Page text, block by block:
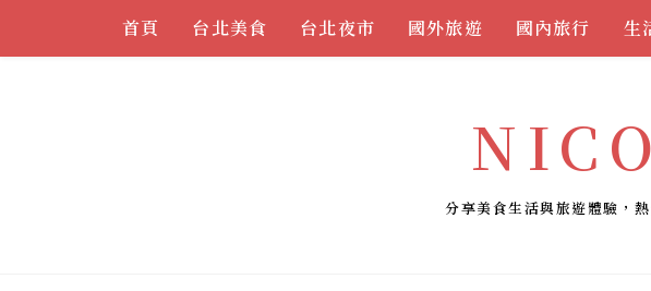
首頁 台北美食 台北夜市 國外旅遊 國內旅行 生
分享美食生活與旅遊體驗，